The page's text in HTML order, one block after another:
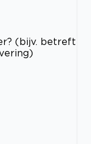
(bijv. betreft